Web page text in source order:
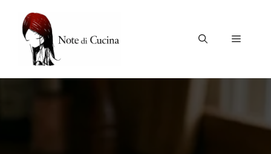
contenuto
Menu